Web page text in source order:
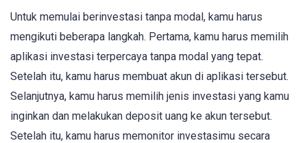
Untuk memulai berinvestasi tanpa modal, kamu harus
mengikuti beberapa langkah. Pertama, kamu harus memilih
aplikasi investasi terpercaya tanpa modal yang tepat.
Setelah itu, kamu harus membuat akun di aplikasi tersebut.
Selanjutnya, kamu harus memilih jenis investasi yang kamu
inginkan dan melakukan deposit uang ke akun tersebut.
Setelah itu, kamu harus memonitor investasimu secara